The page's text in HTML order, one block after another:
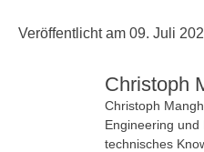
Veröffentlicht am 09. Juli
Christoph
Christoph
Engineering
technisches